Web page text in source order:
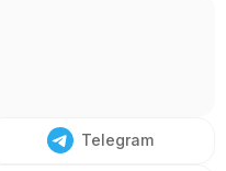
Telegram